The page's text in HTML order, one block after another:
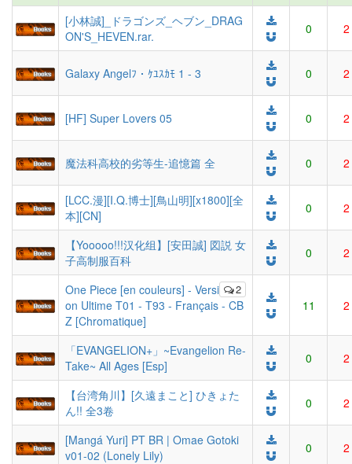
[小林誠]_ドラゴンズ_ヘブン_DRAG
ON'S_HEVEN.rar.
0 2
Galaxy Angelﾌ・ｹﾕｽｶﾓ 1 - 3 0 2
[HF] Super Lovers 05 0 2
魔法科高校的劣等生-追憶篇 全 0 2
[LCC.漫][I.Q.博士][鳥山明][x1800][全
本][CN]
0 2
【Yooooo!!!汉化组】[安田誠] 図説 女
子高制服百科
0 2
2
One Piece [en couleurs] - Versi
on Ultime T01 - T93 - Français - CB
Z [Chromatique]
11 2
「EVANGELION+」~Evangelion Re-
Take~ All Ages [Esp]
0 2
【台湾角川】[久遠まこと] ひきょた
ん!! 全3卷
0 2
[Mangá Yuri] PT BR | Omae Gotoki
v01-02 (Lonely Lily)
0 2